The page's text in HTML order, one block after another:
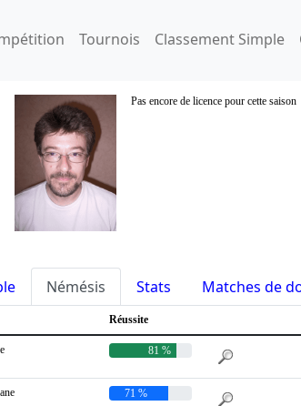
Tournois Classement Simple
Pas encore de licence pour cette saison
Némésis Stats Matches de
Réussite
81 %
71 %